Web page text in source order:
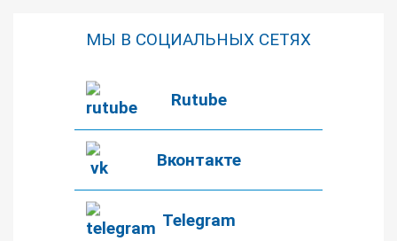
МЫ В СОЦИАЛЬНЫХ СЕТЯХ
Rutube
Вконтакте
Telegram